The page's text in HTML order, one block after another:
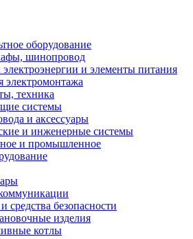
оборудование
шинопровод
электроэнергии и элементы питания
электромонтажа
техника
системы
и аксессуары
и инженерные системы
и промышленное
средства безопасности
изделия
котлы